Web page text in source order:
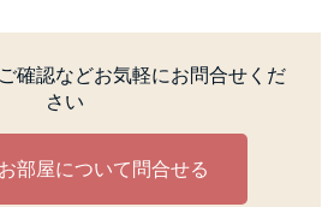
確認などお気軽にお問合せくだ
さい
部屋について問合せる